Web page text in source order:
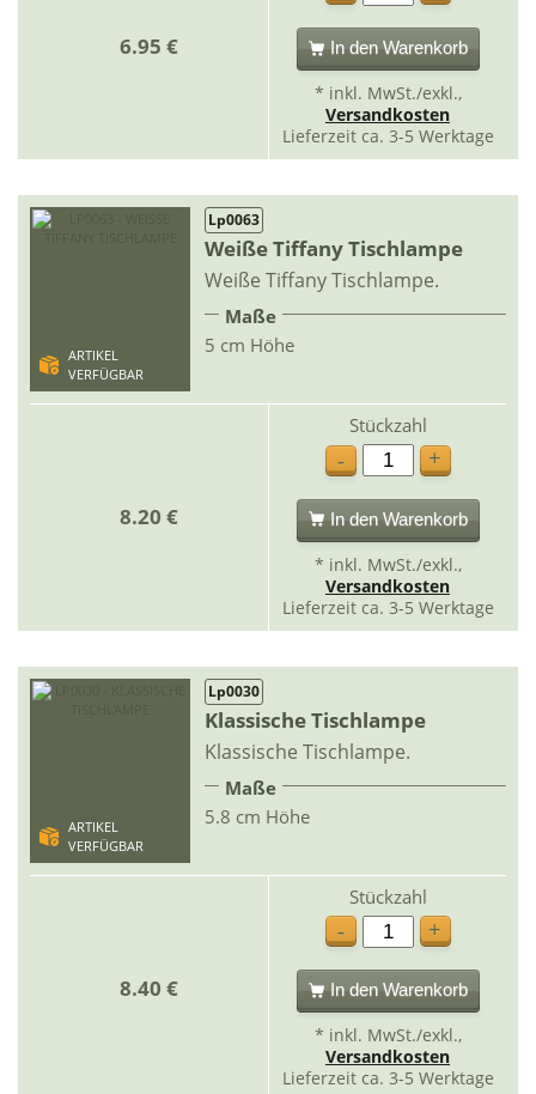
6.95 € In den Warenkorb
* inkl. MwSt./exkl.,
Versandkosten
Lieferzeit ca. 3-5 Werktage
ARTIKEL
VERFÜGBAR
Lp0063
Weiße Tiffany Tischlampe
Weiße Tiffany Tischlampe.
Maße
5 cm Höhe
8.20 €
Stückzahl
-
+
In den Warenkorb
* inkl. MwSt./exkl.,
Versandkosten
Lieferzeit ca. 3-5 Werktage
ARTIKEL
VERFÜGBAR
Lp0030
Klassische Tischlampe
Klassische Tischlampe.
Maße
5.8 cm Höhe
8.40 €
Stückzahl
-
+
In den Warenkorb
* inkl. MwSt./exkl.,
Versandkosten
Lieferzeit ca. 3-5 Werktage